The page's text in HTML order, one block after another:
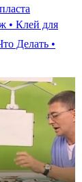
• Клей для
Делать •